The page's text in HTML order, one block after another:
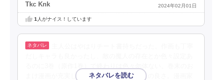
Tkc Knk 2024年02月01日
1 人がナイス！しています
まけ漫画が充実してたのはコミカライズ版の良さ。漫画家